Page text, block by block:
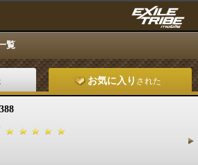
覧
お気に入り された